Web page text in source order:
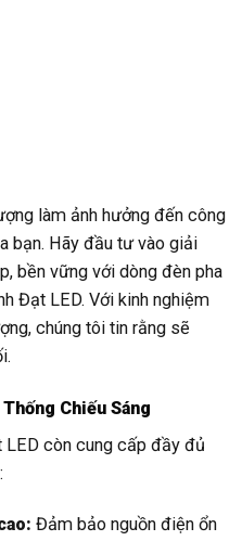
làm ảnh hưởng đến công
bạn. Hãy đầu tư vào giải
bền vững với dòng đèn pha
Đạt LED. Với kinh nghiệm
chúng tôi tin rằng sẽ
Chiếu Sáng
LED còn cung cấp đầy đủ
Đảm bảo nguồn điện ổn